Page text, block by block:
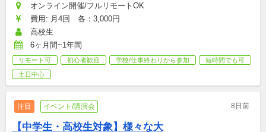
オンライン開催/フルリモートOK
費用: 月4回　各：3,000円
高校生
6ヶ月間~1年間
リモート可 初心者歓迎 学校/仕事終わりから参加
短時間でも可
土日中心
注目 イベント/講演会 8日前
【中学生・高校生対象】様々な大